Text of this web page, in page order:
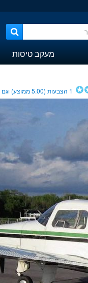
מעקב טיסות
1 הצבעות (5.00ממוצע) וגם